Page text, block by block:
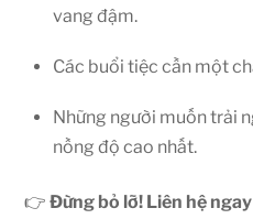
vang đậm.
Các buổi tiệc cần một
Những người muốn trải
nồng độ cao nhất.
👉Đừng bỏ lỡ! Liên hệ